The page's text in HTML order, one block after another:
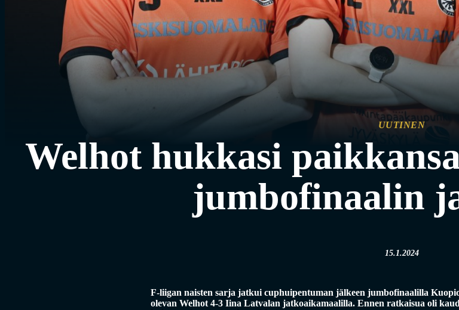
UUTINEN
Welhot hukkasi
jumbofinaalin
15.1.2024
F-liigan naisten sarja jatkui cuphuipentuman jälkeen jumbofinaalilla
olevan Welhot 4-3 Iina Latvalan jatkoaikamaalilla. Ennen ratkaisua oli